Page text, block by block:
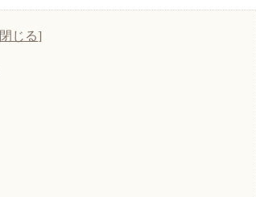
閉じる]